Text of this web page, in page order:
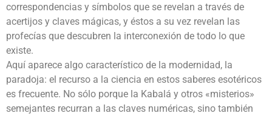
correspondencias y símbolos que se revelan a través de
acertijos y claves mágicas, y éstos a su vez revelan las
profecías que descubren la interconexión de todo lo que
existe.
Aquí aparece algo característico de la modernidad, la
paradoja: el recurso a la ciencia en estos saberes esotéricos
es frecuente. No sólo porque la Kabalá y otros «misterios»
semejantes recurran a las claves numéricas, sino también